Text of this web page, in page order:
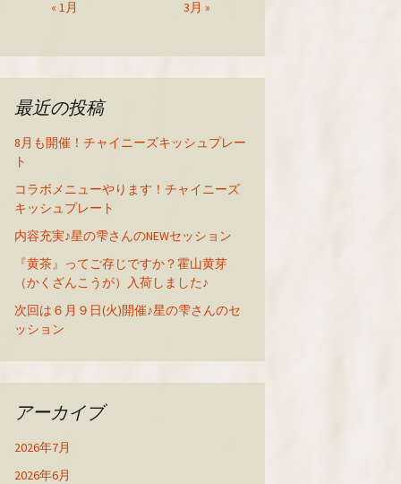
« 1月 3月 »
最近の投稿
8月も開催！チャイニーズキッシュプレー
ト
コラボメニューやります！チャイニーズ
キッシュプレート
内容充実♪星の雫さんのNEWセッション
『黄茶』ってご存じですか？霍山黄芽
（かくざんこうが）入荷しました♪
次回は６月９日(火)開催♪星の雫さんのセ
ッション
アーカイブ
2026年7月
2026年6月